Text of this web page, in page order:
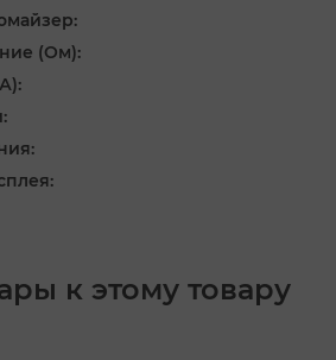
(Ом):
к этому товару